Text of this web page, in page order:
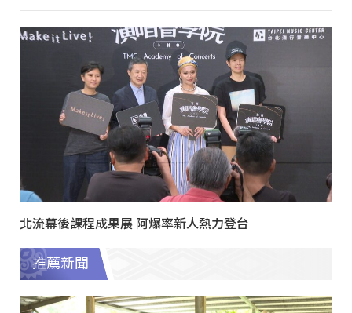
北流幕後課程成果展 阿爆率新人熱力登台
推薦新聞